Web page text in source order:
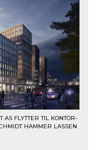
FLYTTER TIL KONTOR-
HAMMER LASSEN